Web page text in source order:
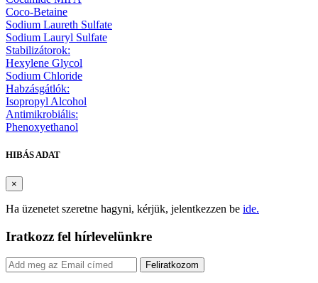
Coco-Betaine
Sodium Laureth Sulfate
Sodium Lauryl Sulfate
Stabilizátorok:
Hexylene Glycol
Sodium Chloride
Habzásgátlók:
Isopropyl Alcohol
Antimikrobiális:
Phenoxyethanol
HIBÁS ADAT
×
Ha üzenetet szeretne hagyni, kérjük, jelentkezzen be ide.
Iratkozz fel hírlevelünkre
Feliratkozom